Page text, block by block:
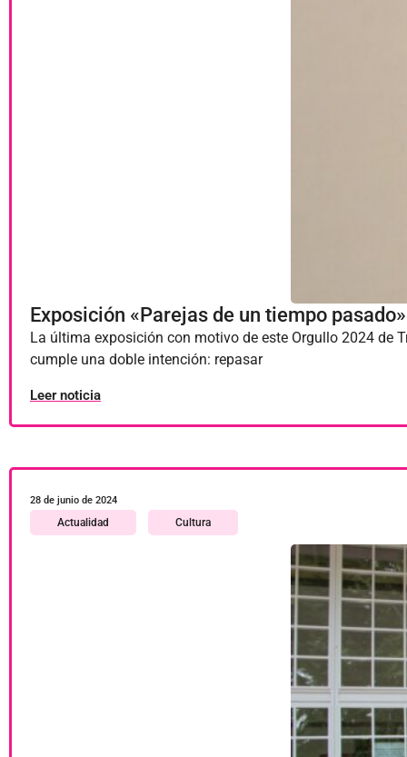
Exposición «Parejas de un tiempo
La última exposición con motivo de este Orgullo 2024 de
cumple una doble intención: repasar
Leer noticia
28 de junio de 2024
Actualidad Cultura